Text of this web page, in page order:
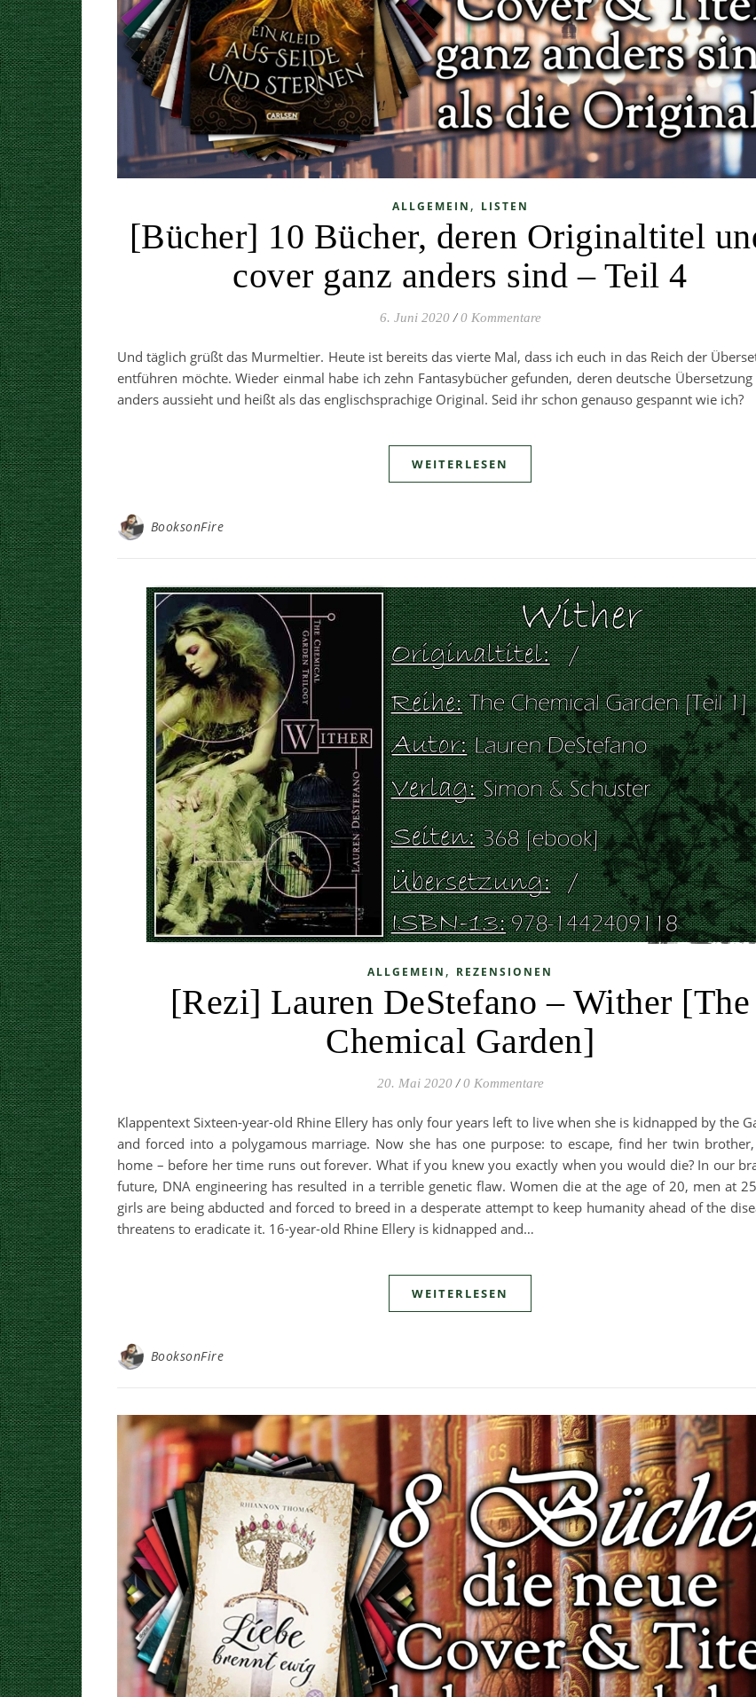
ALLGEMEIN , LISTEN
[Bücher] 10 Bücher, deren Originaltitel
cover ganz anders sind – Teil 4
6. Juni 2020 / 0 Kommentare
Und täglich grüßt das Murmeltier. Heute ist bereits das vierte Mal, dass ich euch in das Reich der
entführen möchte. Wieder einmal habe ich zehn Fantasybücher gefunden, deren deutsche Übersetzung
anders aussieht und heißt als das englischsprachige Original. Seid ihr schon genauso gespannt wie ich?
WEITERLESEN
BooksonFire
ALLGEMEIN , REZENSIONEN
[Rezi] Lauren DeStefano – Wither [The
Chemical Garden]
20. Mai 2020 / 0 Kommentare
Klappentext Sixteen-year-old Rhine Ellery has only four years left to live when she is kidnapped by the
and forced into a polygamous marriage. Now she has one purpose: to escape, find her twin
home – before her time runs out forever. What if you knew you exactly when you would die? In our
future, DNA engineering has resulted in a terrible genetic flaw. Women die at the age of 20, men at
girls are being abducted and forced to breed in a desperate attempt to keep humanity ahead of the
threatens to eradicate it. 16-year-old Rhine Ellery is kidnapped and…
WEITERLESEN
BooksonFire